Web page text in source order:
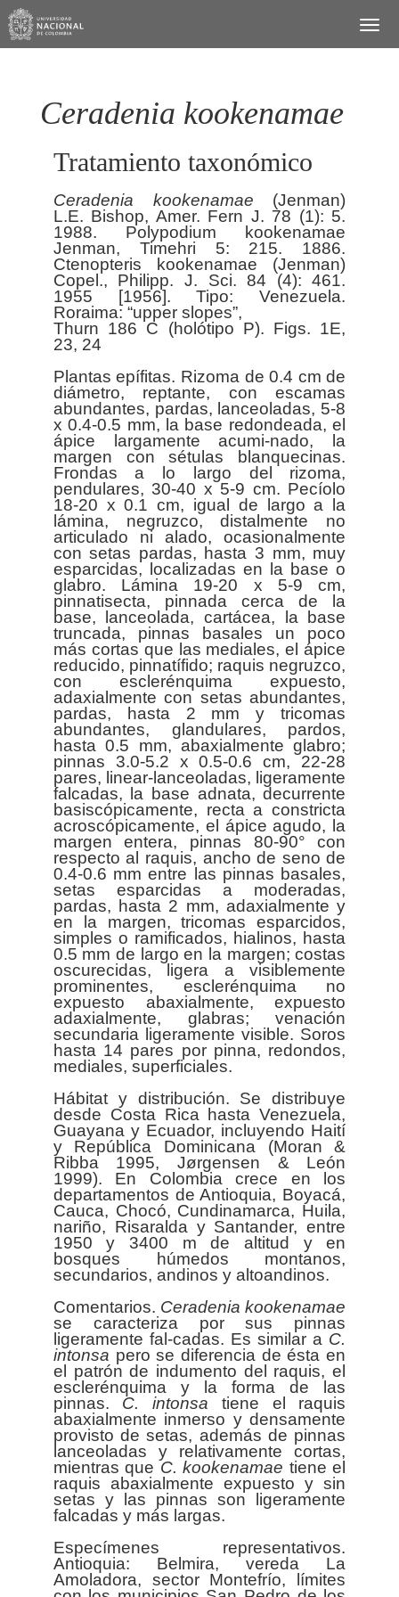
Ceradenia kookenamae
Tratamiento taxonómico
Ceradenia kookenamae (Jenman)
L.E. Bishop, Amer. Fern J. 78 (1): 5.
1988. Polypodium kookenamae
Jenman, Timehri 5: 215. 1886.
Ctenopteris kookenamae (Jenman)
Copel., Philipp. J. Sci. 84 (4): 461.
1955 [1956]. Tipo: Venezuela.
Roraima: “upper slopes”,
Thurn 186 C (holótipo P). Figs. 1E,
23, 24
Plantas epífitas. Rizoma de 0.4 cm de
diámetro, reptante, con escamas
abundantes, pardas, lanceoladas, 5-8
x 0.4-0.5 mm, la base redondeada, el
ápice largamente acumi-nado, la
margen con sétulas blanquecinas.
Frondas a lo largo del rizoma,
pendulares, 30-40 x 5-9 cm. Pecíolo
18-20 x 0.1 cm, igual de largo a la
lámina, negruzco, distalmente no
articulado ni alado, ocasionalmente
con setas pardas, hasta 3 mm, muy
esparcidas, localizadas en la base o
glabro. Lámina 19-20 x 5-9 cm,
pinnatisecta, pinnada cerca de la
base, lanceolada, cartácea, la base
truncada, pinnas basales un poco
más cortas que las mediales, el ápice
reducido, pinnatífido; raquis negruzco,
con esclerénquima expuesto,
adaxialmente con setas abundantes,
pardas, hasta 2 mm y tricomas
abundantes, glandulares, pardos,
hasta 0.5 mm, abaxialmente glabro;
pinnas 3.0-5.2 x 0.5-0.6 cm, 22-28
pares, linear-lanceoladas, ligeramente
falcadas, la base adnata, decurrente
basiscópicamente, recta a constricta
acroscópicamente, el ápice agudo, la
margen entera, pinnas 80-90° con
respecto al raquis, ancho de seno de
0.4-0.6 mm entre las pinnas basales,
setas esparcidas a moderadas,
pardas, hasta 2 mm, adaxialmente y
en la margen, tricomas esparcidos,
simples o ramificados, hialinos, hasta
0.5 mm de largo en la margen; costas
oscurecidas, ligera a visiblemente
prominentes, esclerénquima no
expuesto abaxialmente, expuesto
adaxialmente, glabras; venación
secundaria ligeramente visible. Soros
hasta 14 pares por pinna, redondos,
mediales, superficiales.
Hábitat y distribución. Se distribuye
desde Costa Rica hasta Venezuela,
Guayana y Ecuador, incluyendo Haití
y República Dominicana (Moran &
Ribba 1995, Jørgensen & León
1999). En Colombia crece en los
departamentos de Antioquia, Boyacá,
Cauca, Chocó, Cundinamarca, Huila,
nariño, Risaralda y Santander, entre
1950 y 3400 m de altitud y en
bosques húmedos montanos,
secundarios, andinos y altoandinos.
Comentarios. Ceradenia kookenamae
se caracteriza por sus pinnas
ligeramente fal-cadas. Es similar a C.
intonsa pero se diferencia de ésta en
el patrón de indumento del raquis, el
esclerénquima y la forma de las
pinnas. C. intonsa tiene el raquis
abaxialmente inmerso y densamente
provisto de setas, además de pinnas
lanceoladas y relativamente cortas,
mientras que C. kookenamae tiene el
raquis abaxialmente expuesto y sin
setas y las pinnas son ligeramente
falcadas y más largas.
Especímenes representativos.
Antioquia: Belmira, vereda La
Amoladora, sector Montefrío, límites